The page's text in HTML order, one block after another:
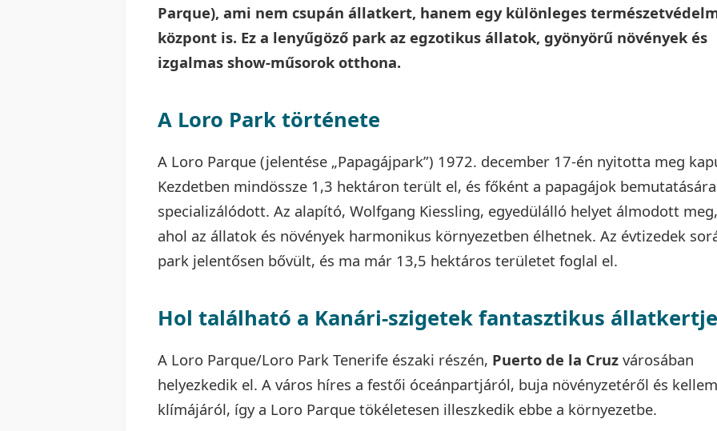
Parque), ami nem csupán állatkert, hanem egy különleges
központ is. Ez a lenyűgöző park az egzotikus állatok, gyönyörű növények és
izgalmas show-műsorok otthona.
A Loro Park története
A Loro Parque (jelentése „Papagájpark”) 1972. december 17-én nyitotta meg
Kezdetben mindössze 1,3 hektáron terült el, és főként a papagájok bemutatására
specializálódott. Az alapító, Wolfgang Kiessling, egyedülálló helyet álmodott meg,
ahol az állatok és növények harmonikus környezetben élhetnek. Az évtizedek
park jelentősen bővült, és ma már 13,5 hektáros területet foglal el.
Hol található a Kanári-szigetek fantasztikus
A Loro Parque/Loro Park Tenerife északi részén, Puerto de la Cruz városában
helyezkedik el. A város híres a festői óceánpartjáról, buja növényzetéről és
klímájáról, így a Loro Parque tökéletesen illeszkedik ebbe a környezetbe.